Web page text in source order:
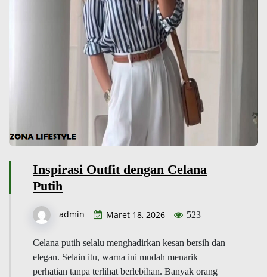
Inspirasi Outfit dengan Celana
Putih
admin Maret 18, 2026 523
Celana putih selalu menghadirkan kesan bersih dan
elegan. Selain itu, warna ini mudah menarik
perhatian tanpa terlihat berlebihan. Banyak orang